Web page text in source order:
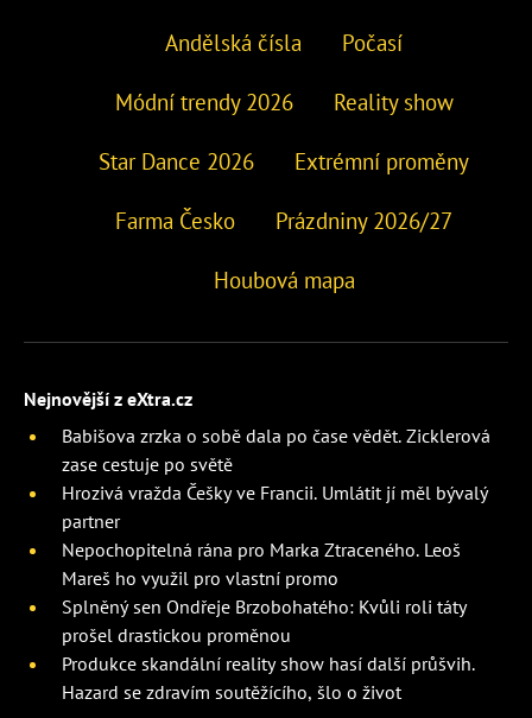
Andělská čísla Počasí
Módní trendy 2026 Reality show
Star Dance 2026 Extrémní proměny
Farma Česko Prázdniny 2026/27
Houbová mapa
Nejnovější z eXtra.cz
Babišova zrzka o sobě dala po čase vědět. Zicklerová
zase cestuje po světě
Hrozivá vražda Češky ve Francii. Umlátit jí měl bývalý
partner
Nepochopitelná rána pro Marka Ztraceného. Leoš
Mareš ho využil pro vlastní promo
Splněný sen Ondřeje Brzobohatého: Kvůli roli táty
prošel drastickou proměnou
Produkce skandální reality show hasí další průšvih.
Hazard se zdravím soutěžícího, šlo o život